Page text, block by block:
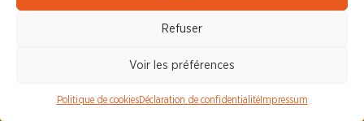
Refuser
Voir les préférences
Politique de cookiesDéclaration de confidentialitéImpressum
Communiqué de Presse
Revue de Presse
© CFDT Orange | Mentions Légales |
Protection des